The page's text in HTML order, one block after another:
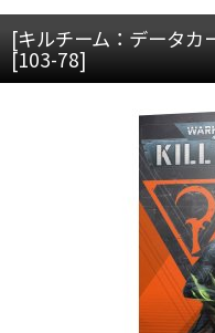
[キルチーム：データカ
[103-78]